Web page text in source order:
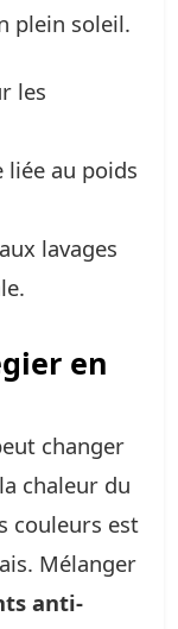
plein soleil.
les
liée au poids
lavages
en
changer
chaleur du
couleurs est
Mélanger
anti-